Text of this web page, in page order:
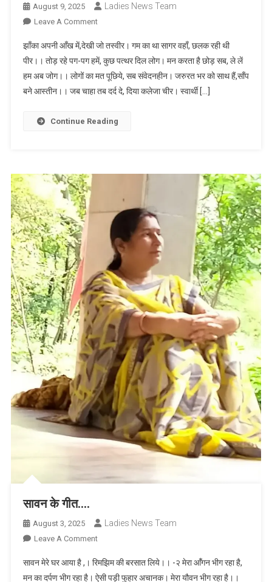
August 9, 2025 Ladies News Team
Leave A CommentOn
झाँका अपनी आँख में,देखी जो तस्वीर। गम का था सागर वहाँ, छलक रही थी
पीर।। तोड़ रहे पग-पग हमें, कुछ पत्थर दिल लोग। मन करता है छोड़ सब, ले लें
हम अब जोग।। लोगों का मत पूछिये, सब संवेदनहीन। जरुरत भर को साथ हैं,साँप
बने आस्तीन।। जब चाहा तब दर्द दे, दिया कलेजा चीर। स्वार्थी […]
Continue Reading
सावन के गीत….
August 3, 2025 Ladies News Team
Leave A CommentOn
के
गीत….
सावन मेरे घर आया है ,। रिमझिम की बरसात लिये।। -२ मेरा आंँगन भीग रहा है,
मन का दर्पण भीग रहा है। ऐसी पड़ी फुहार अचानक। मेरा यौवन भीग रहा है।।